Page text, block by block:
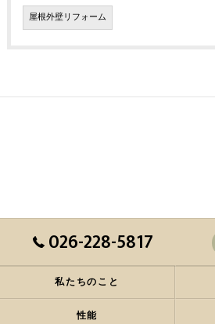
屋根外壁リフォーム
026-228-5817
私たちのこと
性能